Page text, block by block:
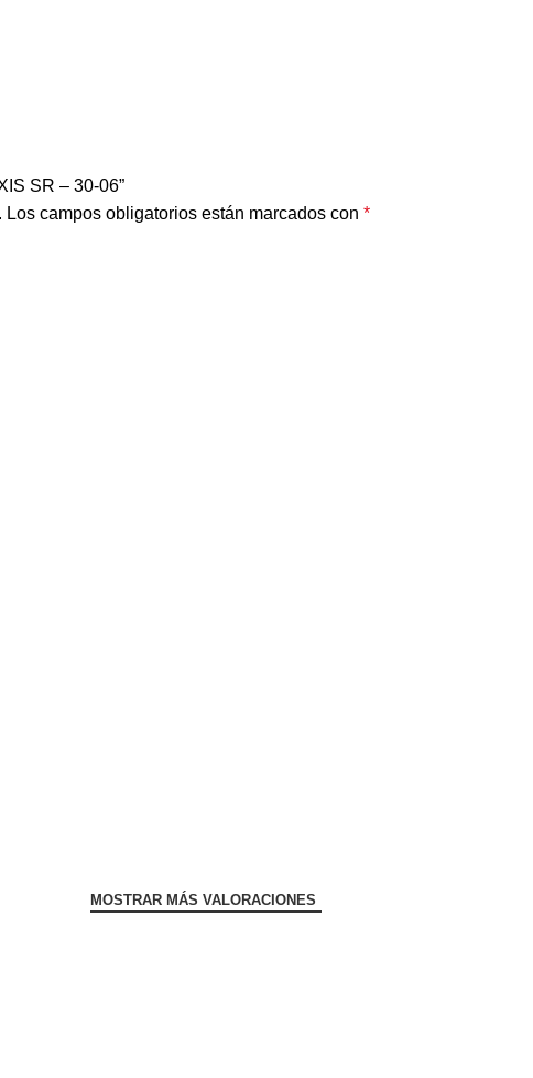
SR – 30-06”
Los campos obligatorios están marcados con *
MOSTRAR MÁS VALORACIONES